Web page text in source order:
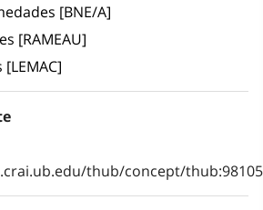
[BNE/A]
[RAMEAU]
thub/concept/